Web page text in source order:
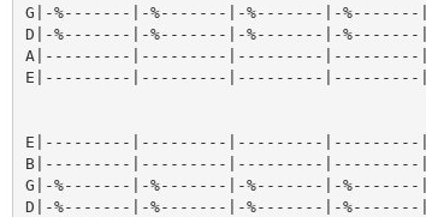
G|-%-------|-%-------|-%-------|-
D|-%-------|-%-------|-%-------|-
A|---------|---------|---------
E|---------|---------|---------
E|---------|---------|---------
B|---------|---------|---------
G|-%-------|-%-------|-%-------|-
D|-%-------|-%-------|-%-------|-